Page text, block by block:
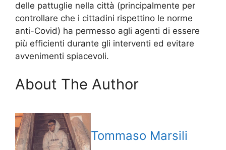
delle pattuglie nella città (principalmente per
controllare che i cittadini rispettino le norme
anti-Covid) ha permesso agli agenti di essere
più efficienti durante gli interventi ed evitare
avvenimenti spiacevoli.
About The Author
Tommaso Marsili